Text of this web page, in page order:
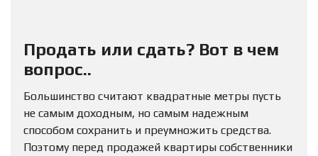
Продать или сдать? Вот в чем
вопрос..
Большинство считают квадратные метры пусть
не самым доходным, но самым надежным
способом сохранить и преумножить средства.
Поэтому перед продажей квартиры собственники